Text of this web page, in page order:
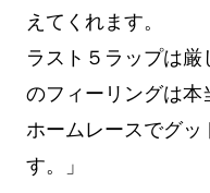
えてくれます。
ラスト５ラップは厳
のフィーリングは本
ホームレースでグ
す。」